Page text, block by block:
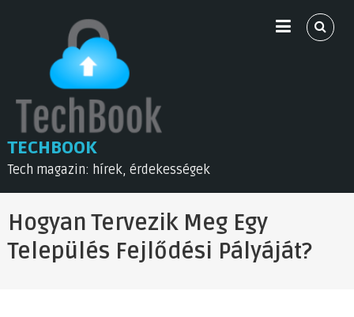
TECHBOOK
Tech magazin: hírek, érdekességek
Hogyan Tervezik Meg Egy
Település Fejlődési Pályáját?